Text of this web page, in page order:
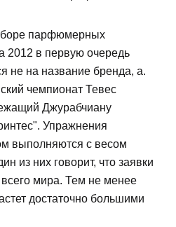
парфюмерных
2012 в первую очередь
не на название бренда, а.
чемпионат Тевес
Джурабчиану
Упражнения
выполняются с весом
из них говорит, что заявки
мира. Тем не менее
достаточно большими